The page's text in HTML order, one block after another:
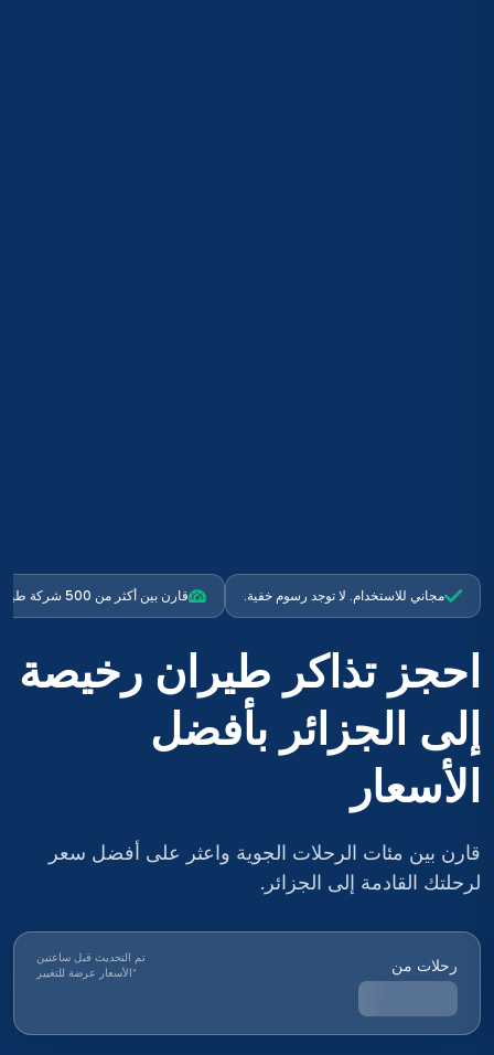
مجاني للاستخدام. لا توجد رسوم خفية. قارن بين أكثر من 500 شركة طيران
احجز تذاكر طيران رخيصة
إلى الجزائر بأفضل
الأسعار
قارن بين مئات الرحلات الجوية واعثر على أفضل سعر
لرحلتك القادمة إلى الجزائر.
رحلات من
تم التحديث قبل ساعتين
*الأسعار عرضة للتغيير